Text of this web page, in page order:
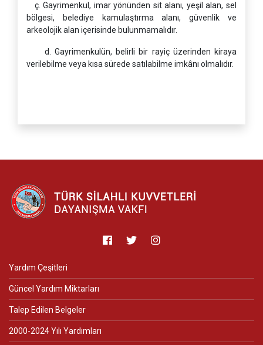
ç. Gayrimenkul, imar yönünden sit alanı, yeşil alan, sel
bölgesi, belediye kamulaştırma alanı, güvenlik ve
arkeolojik alan içerisinde bulunmamalıdır.
d. Gayrimenkulün, belirli bir rayiç üzerinden kiraya
verilebilme veya kısa sürede satılabilme imkânı olmalıdır.
Yardım Çeşitleri
Güncel Yardım Miktarları
Talep Edilen Belgeler
2000-2024 Yılı Yardımları